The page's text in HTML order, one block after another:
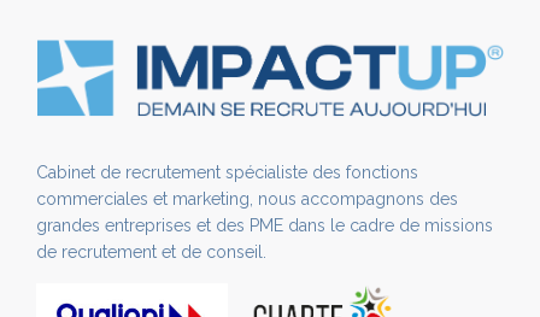
Cabinet de recrutement spécialiste des fonctions
commerciales et marketing, nous accompagnons des
grandes entreprises et des PME dans le cadre de missions
de recrutement et de conseil.